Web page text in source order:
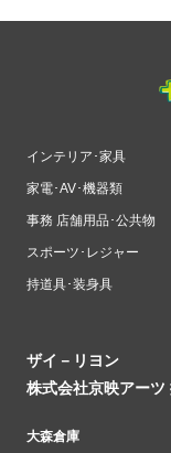
インテリア･家具
家電･AV･機器類
事務 店舗用品･公共物
スポーツ･レジャー
持道具･装身具
ザイ－リヨン
株式会社京映アーツ
大森倉庫